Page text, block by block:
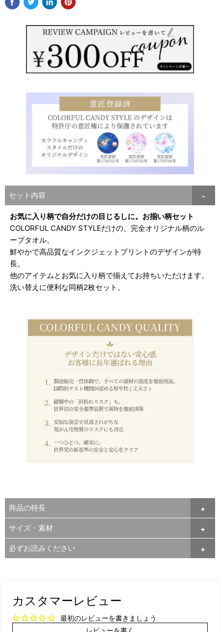
セット内容
お気に入り柄で自分だけの目じるしに。お揃い柄セット
COLORFUL CANDY STYLEだけの、完全オリジナル柄のル
ープタオル。
鮮やかで高品質なインクジェットプリントのデザインが特
長。
他のアイテムとお気に入り柄で揃えてお持ちいただけます。
洗い替えに便利な同柄2枚セット。
商品の特長
サイズ・素材
必ずお読みください
カスタマーレビュー
最初のレビューを書きましょう
レビューを書く